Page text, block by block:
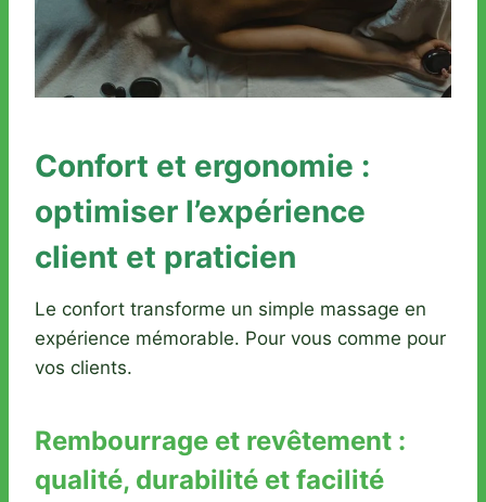
Confort et ergonomie :
optimiser l’expérience
client et praticien
Le confort transforme un simple massage en
expérience mémorable. Pour vous comme pour
vos clients.
Rembourrage et revêtement :
qualité, durabilité et facilité